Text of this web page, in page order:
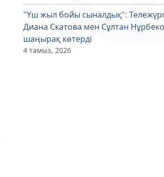
"Үш жыл бойы сыналдық":
Диана Скатова мен Сұлтан
шаңырақ көтерді
4 тамыз, 2026